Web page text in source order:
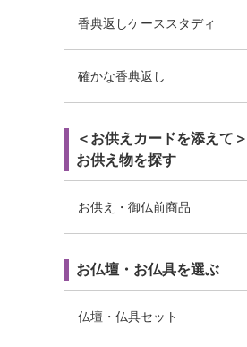
香典返しケーススタディ
確かな香典返し
＜お供えカードを添えて＞
お供え物を探す
お供え・御仏前商品
お仏壇・お仏具を選ぶ
仏壇・仏具セット